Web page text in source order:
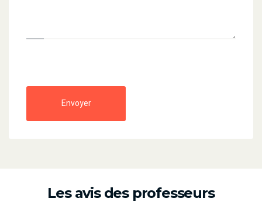
Envoyer
Les avis des professeurs